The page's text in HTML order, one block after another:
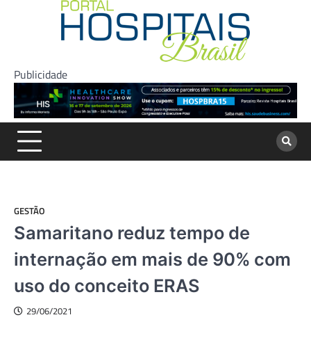
Publicidade
GESTÃO
Samaritano reduz tempo de
internação em mais de 90% com
uso do conceito ERAS
29/06/2021